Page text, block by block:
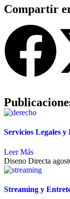
Compartir
Servicios Legales
Leer Más
Diseno Directa
Streaming y